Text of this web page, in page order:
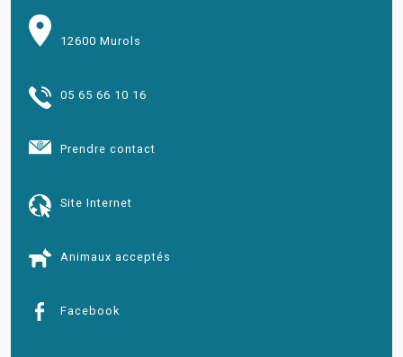
12600 Murols
05 65 66 10 16
Prendre contact
Site Internet
Animaux acceptés
Facebook